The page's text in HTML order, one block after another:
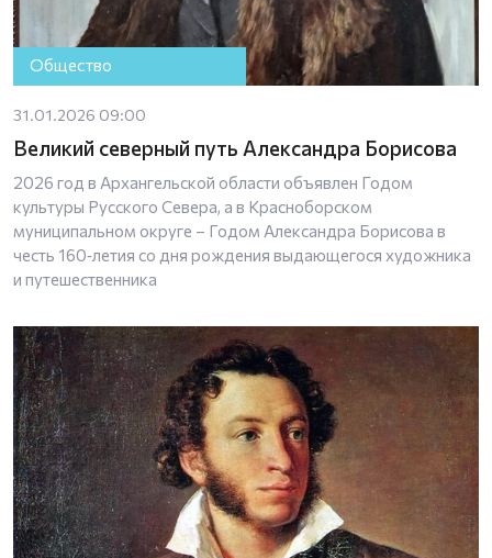
Общество
31.01.2026 09:00
Великий северный путь Александра Борисова
2026 год в Архангельской области объявлен Годом
культуры Русского Севера, а в Красноборском
муниципальном округе – Годом Александра Борисова в
честь 160‑летия со дня рождения выдающегося художника
и путешественника